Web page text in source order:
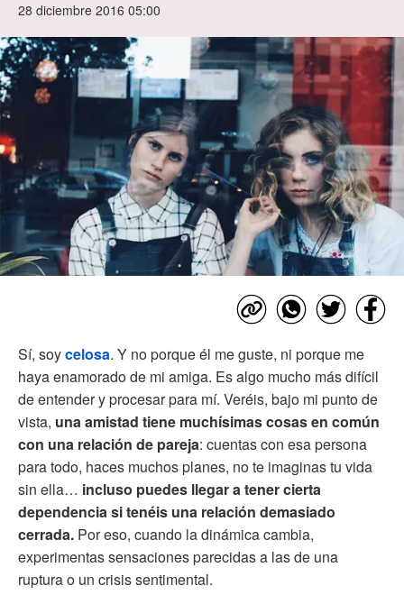
28 diciembre 2016 05:00
Sí, soycelosa. Y no porque él me guste, ni porque me
haya enamorado de mi amiga. Es algo mucho más difícil
de entender y procesar para mí. Veréis, bajo mi punto de
vista, una amistad tiene muchísimas cosas en común
con una relación de pareja: cuentas con esa persona
para todo, haces muchos planes, no te imaginas tu vida
sin ella… incluso puedes llegar a tener cierta
dependencia si tenéis una relación demasiado
cerrada. Por eso, cuando la dinámica cambia,
experimentas sensaciones parecidas a las de una
ruptura o un crisis sentimental.